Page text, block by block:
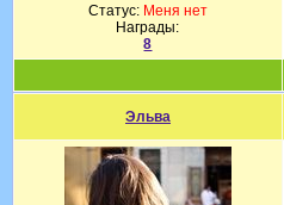
Статус: Меня нет
Награды:
8
Эльва